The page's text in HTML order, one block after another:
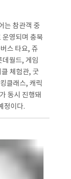
는 참관객 중
영되며 충북
스 타요, 쥬
데월드, 게임
체험관, 굿
클래스, 캐릭
동시 진행돼
정이다.